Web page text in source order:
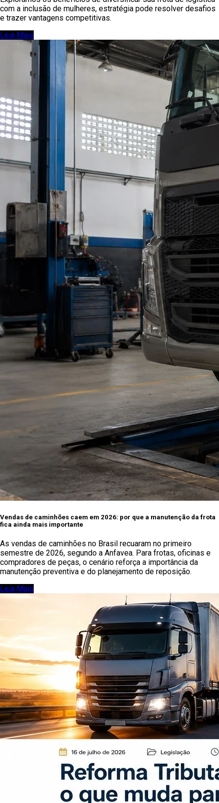
com a inclusão de mulheres, estratégia pode resolver desafios
e trazer vantagens competitivas.
Leia Mais
Vendas de caminhões caem em 2026: por que a manutenção da frota
fica ainda mais importante
As vendas de caminhões no Brasil recuaram no primeiro
semestre de 2026, segundo a Anfavea. Para frotas, oficinas e
compradores de peças, o cenário reforça a importância da
manutenção preventiva e do planejamento de reposição.
Leia Mais